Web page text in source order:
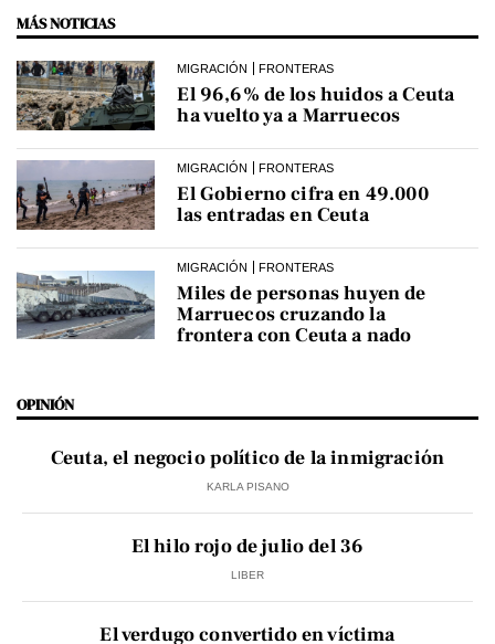
MÁS NOTICIAS
MIGRACIÓN FRONTERAS
El 96,6% de los huidos a Ceuta
ha vuelto ya a Marruecos
MIGRACIÓN FRONTERAS
El Gobierno cifra en 49.000
las entradas en Ceuta
MIGRACIÓN FRONTERAS
Miles de personas huyen de
Marruecos cruzando la
frontera con Ceuta a nado
OPINIÓN
Ceuta, el negocio político de la inmigración
KARLA PISANO
El hilo rojo de julio del 36
LIBER
El verdugo convertido en víctima